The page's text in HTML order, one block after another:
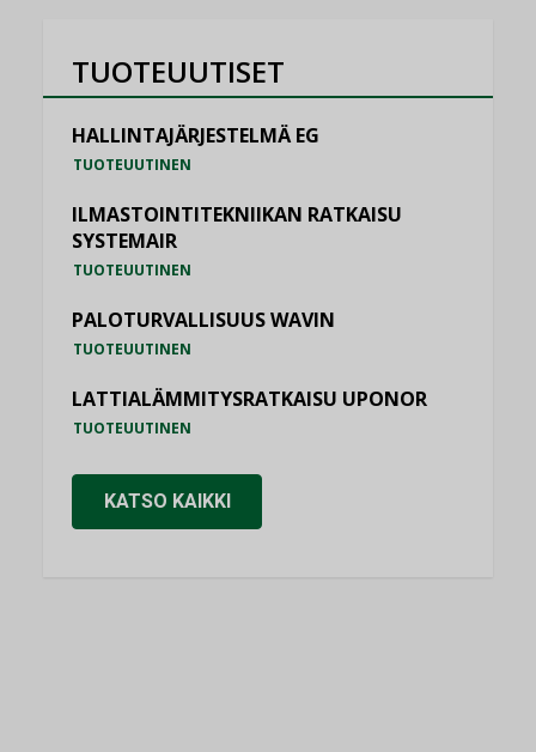
TUOTEUUTISET
HALLINTAJÄRJESTELMÄ EG
TUOTEUUTINEN
ILMASTOINTITEKNIIKAN RATKAISU
SYSTEMAIR
TUOTEUUTINEN
PALOTURVALLISUUS WAVIN
TUOTEUUTINEN
LATTIALÄMMITYSRATKAISU UPONOR
TUOTEUUTINEN
KATSO KAIKKI